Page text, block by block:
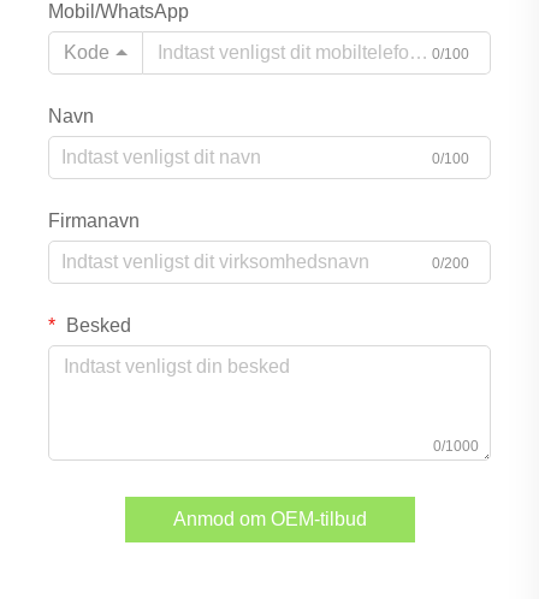
Mobil/WhatsApp
Kode
0/100
Navn
0/100
Firmanavn
0/200
Besked
0/1000
Anmod om OEM-tilbud